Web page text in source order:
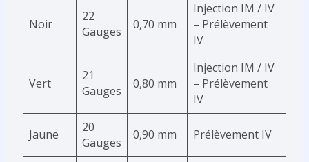
Noir
22
Gauges
0,70 mm
Injection IM / IV
– Prélèvement
IV
Vert
21
Gauges
0,80 mm
Injection IM / IV
– Prélèvement
IV
Jaune
20
Gauges
0,90 mm Prélèvement IV